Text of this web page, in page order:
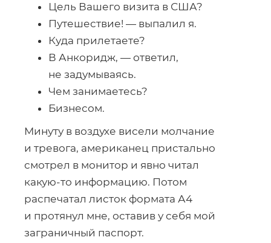
Цель Вашего визита в США?
Путешествие! — выпалил я.
Куда прилетаете?
В Анкоридж, — ответил,
не задумываясь.
Чем занимаетесь?
Бизнесом.
Минуту в воздухе висели молчание
и тревога, американец пристально
смотрел в монитор и явно читал
какую-то информацию. Потом
распечатал листок формата А4
и протянул мне, оставив у себя мой
заграничный паспорт.